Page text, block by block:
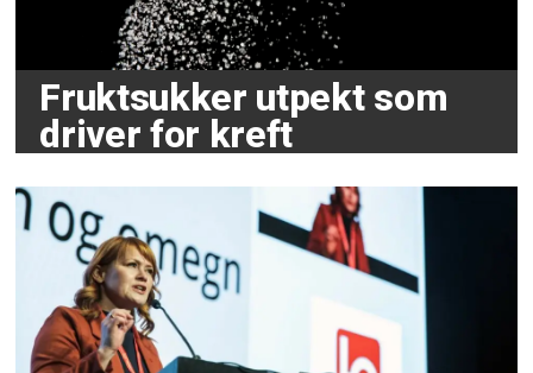
Fruktsukker utpekt som
driver for kreft